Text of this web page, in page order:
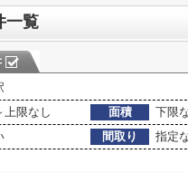
一覧
上限なし 面積 下限
間取り
指定